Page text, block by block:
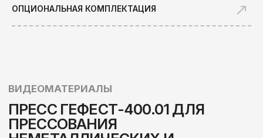
ОПЦИОНАЛЬНАЯ КОМПЛЕКТАЦИЯ